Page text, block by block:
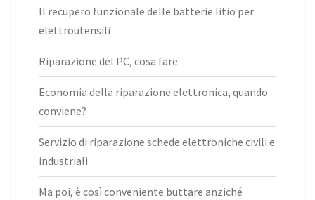
Il recupero funzionale delle batterie litio per
elettroutensili
Riparazione del PC, cosa fare
Economia della riparazione elettronica, quando
conviene?
Servizio di riparazione schede elettroniche civili e
industriali
Ma poi, è così conveniente buttare anziché